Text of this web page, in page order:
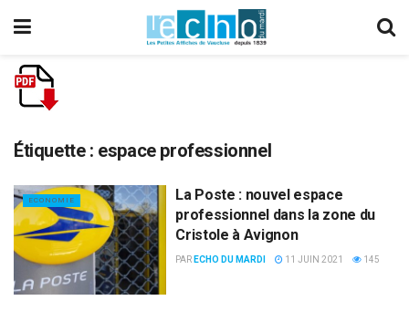
Étiquette : espace professionnel
ECONOMIE
La Poste : nouvel espace
professionnel dans la zone du
Cristole à Avignon
PAR ECHO DU MARDI 11 JUIN 2021 145